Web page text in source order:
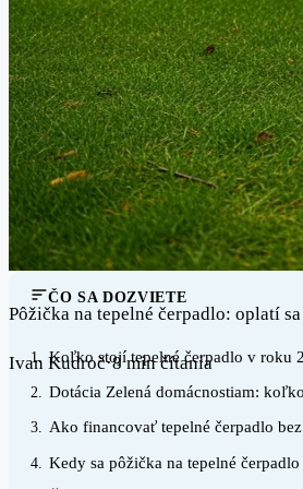
Pôžička na tepelné čerpadlo: oplatí
Ivan Kudroč·8 min čítania
ČO SA DOZVIETE
1. Koľko stojí tepelné čerpadlo v roku
2. Dotácia Zelená domácnostiam:
3. Ako financovať tepelné čerpadlo
4.
Kedy sa pôžička na tepelné